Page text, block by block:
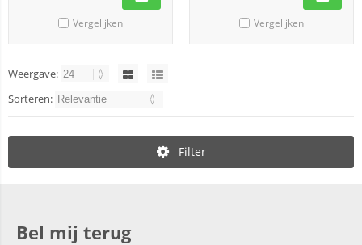
Vergelijken Vergelijken
Weergave:
Sorteren:
Filter
Bel mij terug